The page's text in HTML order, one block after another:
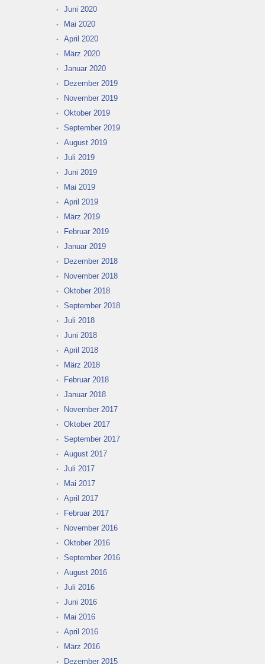
Juni 2020
Mai 2020
April 2020
März 2020
Januar 2020
Dezember 2019
November 2019
Oktober 2019
September 2019
August 2019
Juli 2019
Juni 2019
Mai 2019
April 2019
März 2019
Februar 2019
Januar 2019
Dezember 2018
November 2018
Oktober 2018
September 2018
Juli 2018
Juni 2018
April 2018
März 2018
Februar 2018
Januar 2018
November 2017
Oktober 2017
September 2017
August 2017
Juli 2017
Mai 2017
April 2017
Februar 2017
November 2016
Oktober 2016
September 2016
August 2016
Juli 2016
Juni 2016
Mai 2016
April 2016
März 2016
Dezember 2015